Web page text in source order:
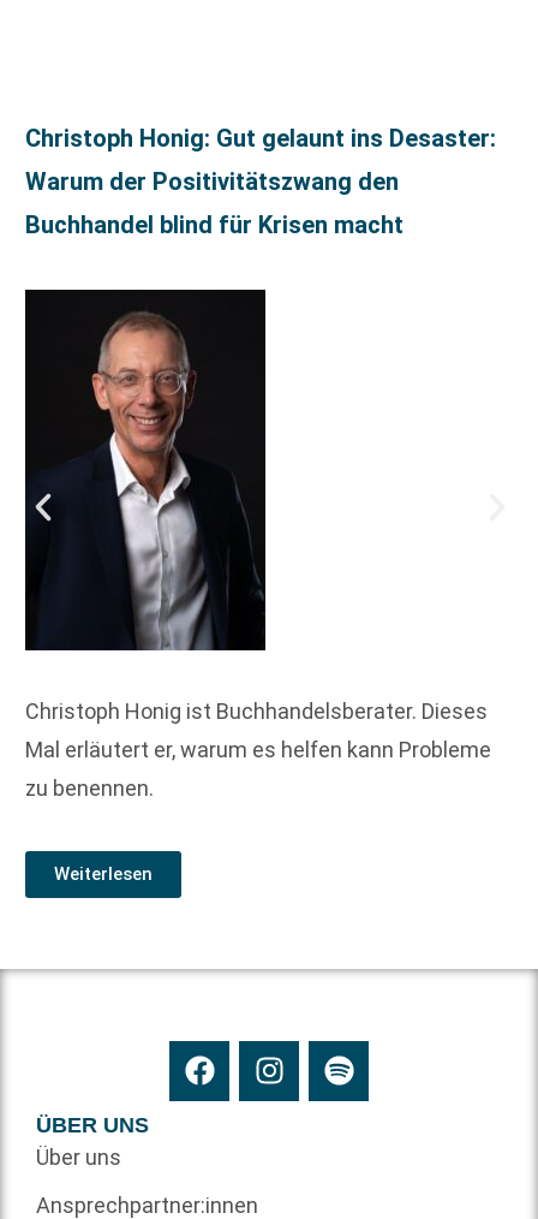
Christoph Honig: Gut gelaunt ins Desaster:
Warum der Positivitätszwang den
Buchhandel blind für Krisen macht
Christoph Honig ist Buchhandelsberater. Dieses
Mal erläutert er, warum es helfen kann Probleme
zu benennen.
Weiterlesen
ÜBER UNS
Über uns
Ansprechpartner:innen